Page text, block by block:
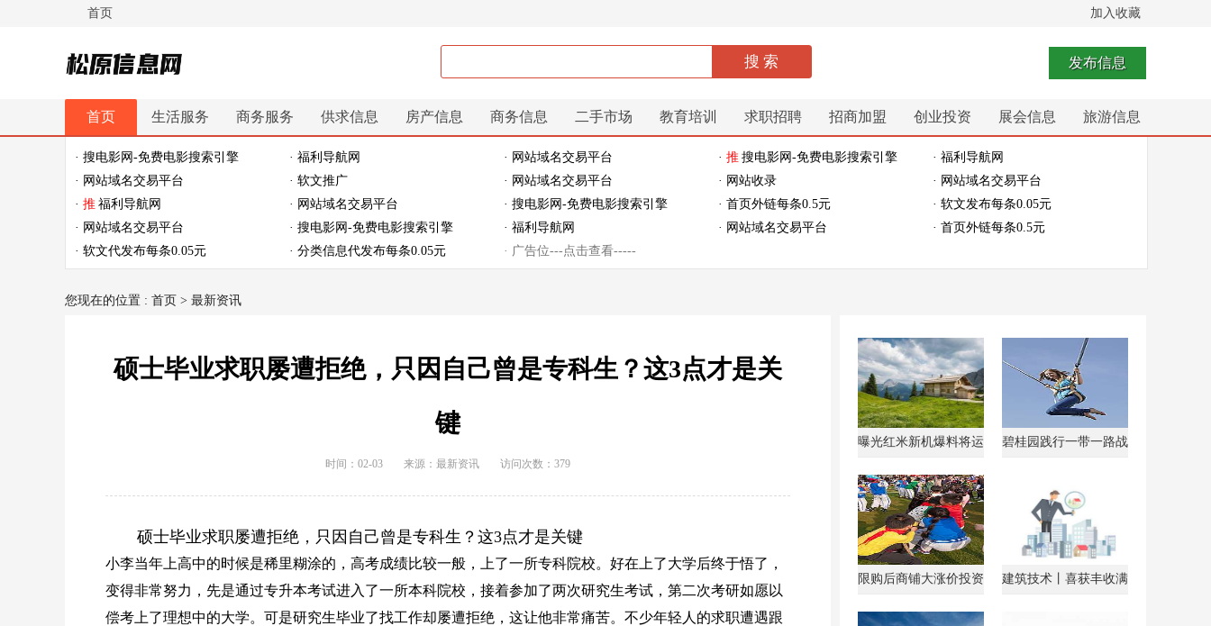
首页 加入收藏
松原信息网 发布信息
首页 生活服务 商务服务 供求信息 房产信息 商务信息 二手市场 教育培训 求职招聘 招商加盟 创业投资 展会信息 旅游信息
休闲娱乐 体育健身 最新资讯 最新推文
· 搜电影网-免费电影搜索引擎 · 福利导航网 · 网站域名交易平台 · 推 搜电影网-免费电影搜索引擎
· 福利导航网
· 网站域名交易平台
· 软文推广 · 网站域名交易平台 · 网站收录
· 网站域名交易平台
· 推 福利导航网 · 网站域名交易平台 · 搜电影网-免费电影搜索引擎 · 首页外链每条0.5元
· 软文发布每条0.05元
· 网站域名交易平台
· 搜电影网-免费电影搜索引擎 · 福利导航网 · 网站域名交易平台
· 首页外链每条0.5元
· 软文代发布每条0.05元
· 分类信息代发布每条0.05元 · 广告位---点击查看-----
您现在的位置 : 首页 > 最新资讯
硕士毕业求职屡遭拒绝，只因自己曾是专科生？这3点才是关
键
时间：02-03 来源： 最新资讯 访问次数：379
硕士毕业求职屡遭拒绝，只因自己曾是专科生？这3点才是关键
小李当年上高中的时候是稀里糊涂的，高考成绩比较一般，上了一所专科院校。好在上了大学后终于悟了，
变得非常努力，先是通过专升本考试进入了一所本科院校，接着参加了两次研究生考试，第二次考研如愿以
偿考上了理想中的大学。可是研究生毕业了找工作却屡遭拒绝，这让他非常痛苦。不少年轻人的求职遭遇跟
曝光红米新机爆料将运 碧桂园践行一带一路战
限购后商铺大涨价投资 建筑技术丨喜获丰收满